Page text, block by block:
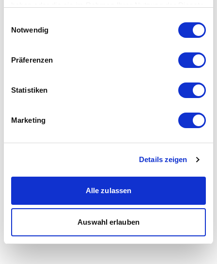
Notwendig
Präferenzen
Statistiken
Marketing
Details zeigen
Alle zulassen
Auswahl erlauben